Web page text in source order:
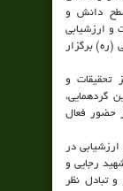
سطح دانش و
و ارزشیابی
(ره) برگزار
تحقیقات و
گردهمایی،
حضور فعال
در
رجایی و
تبادل نظر